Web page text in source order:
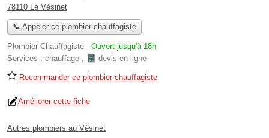
78110 Le Vésinet
📞 Appeler ce plombier-chauffagiste
Plombier-Chauffagiste - Ouvert jusqu'à 18h
Services : chauffage , devis en ligne
Recommander ce plombier-chauffagiste
Améliorer cette fiche
Autres plombiers au Vésinet